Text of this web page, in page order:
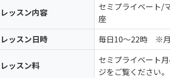
レッスン内容
セミプライベート/
座
レッスン日時
毎日10～22時 ※
レッスン料
セミプライベート
ジをご覧ください。